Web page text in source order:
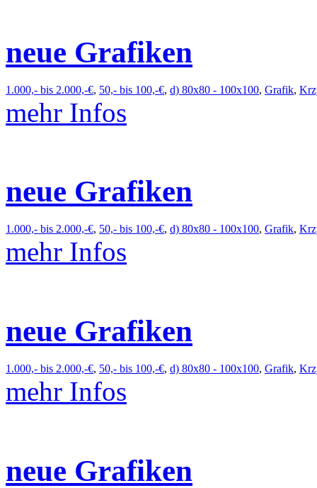
neue Grafiken
1.000,- bis 2.000,-€, 50,- bis 100,-€, d) 80x80 - 100x100, Grafik,
mehr Infos
neue Grafiken
1.000,- bis 2.000,-€, 50,- bis 100,-€, d) 80x80 - 100x100, Grafik,
mehr Infos
neue Grafiken
1.000,- bis 2.000,-€, 50,- bis 100,-€, d) 80x80 - 100x100, Grafik,
mehr Infos
neue Grafiken